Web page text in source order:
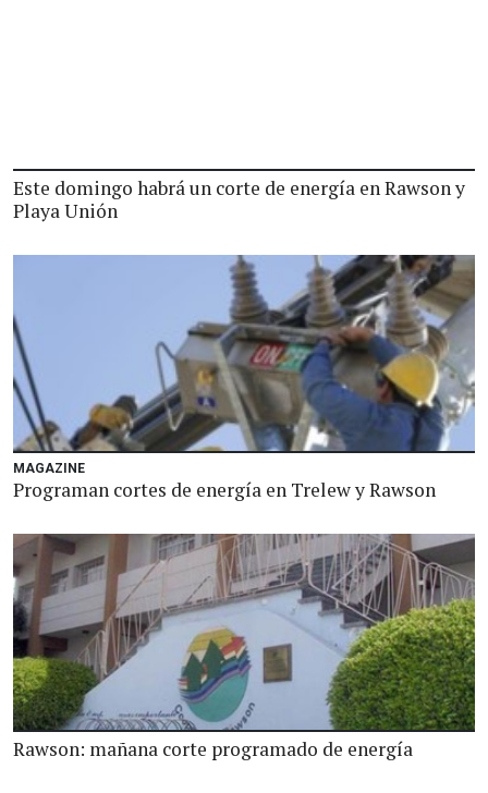
Este domingo habrá un corte de energía en Rawson y
Playa Unión
MAGAZINE
Programan cortes de energía en Trelew y Rawson
Rawson: mañana corte programado de energía